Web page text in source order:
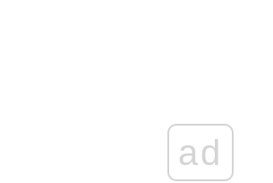
ad